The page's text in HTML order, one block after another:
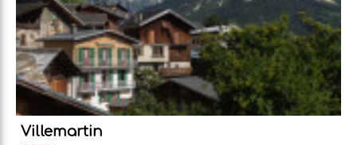
Villemartin